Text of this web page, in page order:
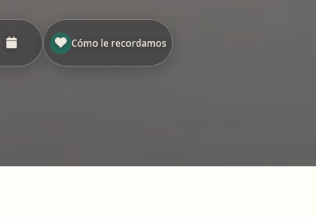
Cómo le recordamos